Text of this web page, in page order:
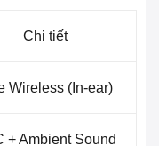
Chi tiết
Wireless (In-ear)
+ Ambient Sound